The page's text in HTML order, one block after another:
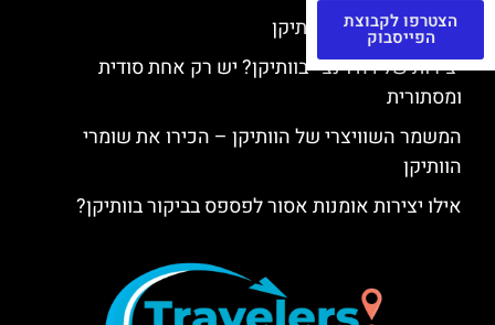
יצירות של רפאל בוותיקן
יצירות של דה וינצ'י בוותיקן? יש רק אחת סודית
ומסתורית
המשמר השוויצרי של הוותיקן – הכירו את שומרי
הוותיקן
אילו יצירות אומנות אסור לפספס בביקור בוותיקן?
הצטרפו לקבוצת
הפייסבוק